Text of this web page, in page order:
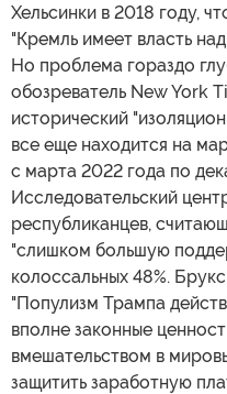
Хельсинки в 2018 году,
"Кремль имеет власть
Но проблема гораздо
обозреватель New York
исторический
все еще находится на
с марта 2022 года по
Исследовательский
республиканцев,
"слишком большую
колоссальных 48%.
"Популизм Трампа
вполне законные
вмешательством в
защитить заработную